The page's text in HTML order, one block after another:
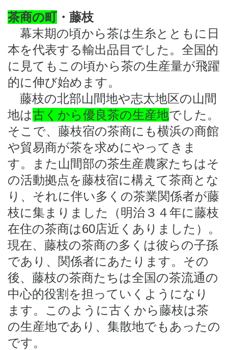
茶商の町・藤枝
幕末期の頃から茶は生糸とともに日
本を代表する輸出品目でした。全国的
に見てもこの頃から茶の生産量が飛躍
的に伸び始めます。
藤枝の北部山間地や志太地区の山間
地は古くから優良茶の生産地でした。
そこで、藤枝宿の茶商にも横浜の商館
や貿易商が茶を求めにやってきま
す。また山間部の茶生産農家たちはそ
の活動拠点を藤枝宿に構えて茶商とな
り、それに伴い多くの茶業関係者が藤
枝に集まりました（明治３４年に藤枝
在住の茶商は60店近くありました）。
現在、藤枝の茶商の多くは彼らの子孫
であり、関係者にあたります。その
後、藤枝の茶商たちは全国の茶流通の
中心的役割を担っていくようになり
ます。このように古くから藤枝は茶
の生産地であり、集散地でもあったの
です。